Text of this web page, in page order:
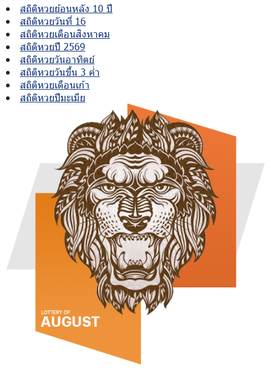
สถิติหวยย้อนหลัง 10 ปี
สถิติหวยวันที่ 16
สถิติหวยเดือนสิงหาคม
สถิติหวยปี 2569
สถิติหวยวันอาทิตย์
สถิติหวยวันขึ้น 3 ค่ำ
สถิติหวยเดือนเก้า
สถิติหวยปีมะเมีย